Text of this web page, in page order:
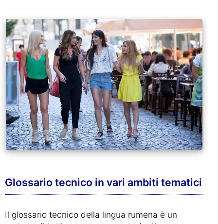
Glossario tecnico in vari ambiti tematici
Il glossario tecnico della lingua rumena è un